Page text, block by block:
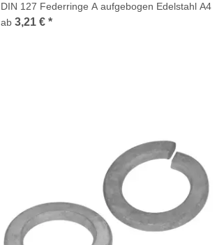
DIN 127 Federringe A aufgebogen Edelstahl A4
ab 3,21 € *